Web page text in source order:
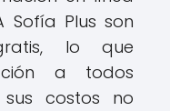
Sofía Plus son
lo que
a todos
costos no